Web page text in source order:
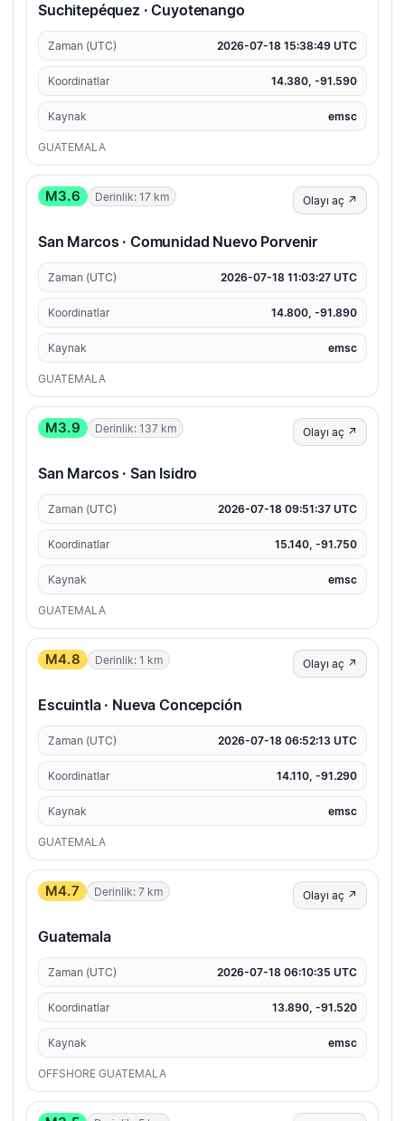
Suchitepéquez · Cuyotenango
Zaman (UTC) 2026-07-18 15:38:49 UTC
Koordinatlar 14.380, -91.590
Kaynak emsc
GUATEMALA
M3.6 Derinlik: 17 km Olayı aç ↗
San Marcos · Comunidad Nuevo Porvenir
Zaman (UTC) 2026-07-18 11:03:27 UTC
Koordinatlar 14.800, -91.890
Kaynak emsc
GUATEMALA
M3.9 Derinlik: 137 km Olayı aç ↗
San Marcos · San Isidro
Zaman (UTC) 2026-07-18 09:51:37 UTC
Koordinatlar 15.140, -91.750
Kaynak emsc
GUATEMALA
M4.8 Derinlik: 1 km Olayı aç ↗
Escuintla · Nueva Concepción
Zaman (UTC) 2026-07-18 06:52:13 UTC
Koordinatlar 14.110, -91.290
Kaynak emsc
GUATEMALA
M4.7 Derinlik: 7 km Olayı aç ↗
Guatemala
Zaman (UTC) 2026-07-18 06:10:35 UTC
Koordinatlar 13.890, -91.520
Kaynak emsc
OFFSHORE GUATEMALA